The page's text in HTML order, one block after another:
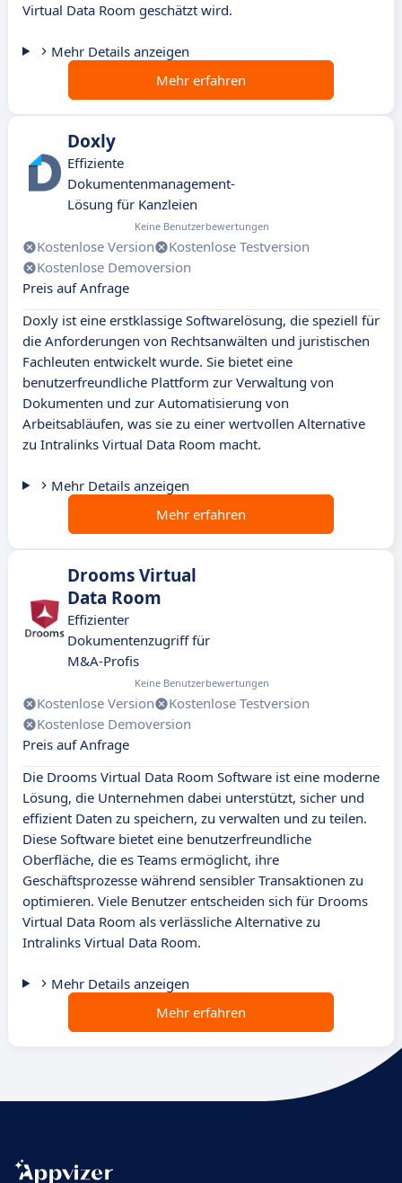
Virtual Data Room geschätzt wird.
Mehr Details anzeigen
Mehr erfahren
Doxly
Effiziente
Dokumentenmanagement-
Lösung für Kanzleien
Keine Benutzerbewertungen
Kostenlose Version
Kostenlose Testversion
Kostenlose Demoversion
Preis auf Anfrage
Doxly ist eine erstklassige Softwarelösung, die speziell für
die Anforderungen von Rechtsanwälten und juristischen
Fachleuten entwickelt wurde. Sie bietet eine
benutzerfreundliche Plattform zur Verwaltung von
Dokumenten und zur Automatisierung von
Arbeitsabläufen, was sie zu einer wertvollen Alternative
zu Intralinks Virtual Data Room macht.
Mehr Details anzeigen
Mehr erfahren
Drooms Virtual
Data Room
Effizienter
Dokumentenzugriff für
M&A-Profis
Keine Benutzerbewertungen
Kostenlose Version
Kostenlose Testversion
Kostenlose Demoversion
Preis auf Anfrage
Die Drooms Virtual Data Room Software ist eine moderne
Lösung, die Unternehmen dabei unterstützt, sicher und
effizient Daten zu speichern, zu verwalten und zu teilen.
Diese Software bietet eine benutzerfreundliche
Oberfläche, die es Teams ermöglicht, ihre
Geschäftsprozesse während sensibler Transaktionen zu
optimieren. Viele Benutzer entscheiden sich für Drooms
Virtual Data Room als verlässliche Alternative zu
Intralinks Virtual Data Room.
Mehr Details anzeigen
Mehr erfahren